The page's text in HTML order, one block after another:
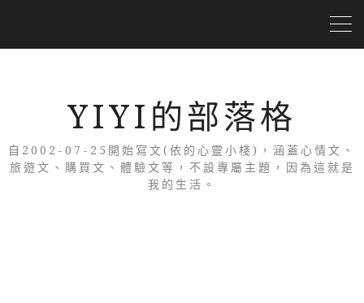
YIYI的部落格
自2002-07-25開始寫文(依的心靈小棧)，涵蓋心情文、
旅遊文、購買文、體驗文等，不設專屬主題，因為這就是
我的生活。